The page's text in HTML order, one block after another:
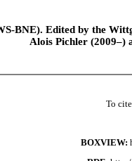
BNE). Edited by the
Alois Pichler (2009–)
To
BOXVIEW: